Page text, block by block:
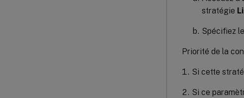
stratégie
Spécifiez
Priorité de la
Si cette
Si ce